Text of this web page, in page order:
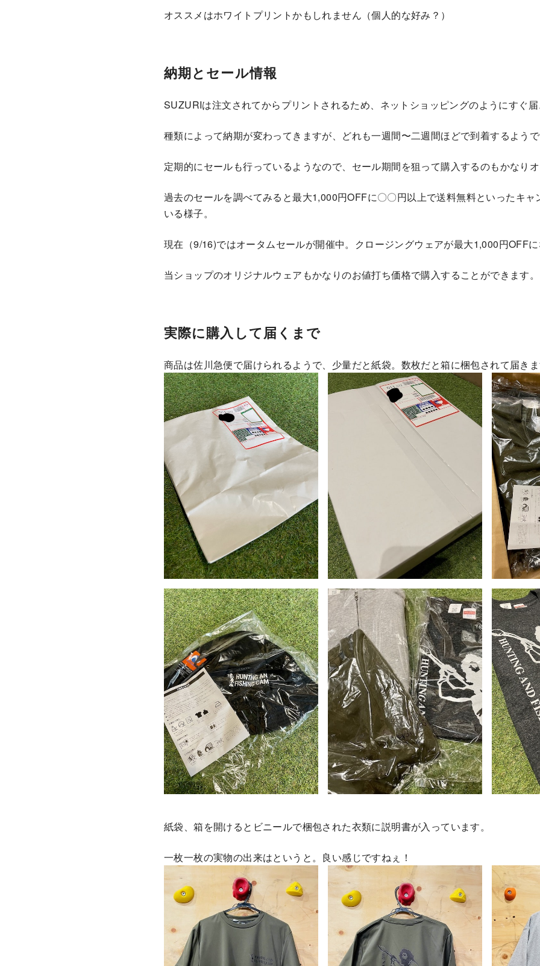
オススメはホワイトプリントかもしれません（個人的な好み？）
納期とセール情報
SUZURIは注文されてからプリントされるため、ネットショッピングのようにすぐ
種類によって納期が変わってきますが、どれも一週間〜二週間ほどで到着するよう
定期的にセールも行っているようなので、セール期間を狙って購入するのもかなり
過去のセールを調べてみると最大1,000円OFFに〇〇円以上で送料無料といったキ
いる様子。
現在（9/16)ではオータムセールが開催中。クロージングウェアが最大1,000円OFF
当ショップのオリジナルウェアもかなりのお値打ち価格で購入することができます。
実際に購入して届くまで
商品は佐川急便で届けられるようで、少量だと紙袋。数枚だと箱に梱包されて届き
紙袋、箱を開けるとビニールで梱包された衣類に説明書が入っています。
一枚一枚の実物の出来はというと。良い感じですねぇ！